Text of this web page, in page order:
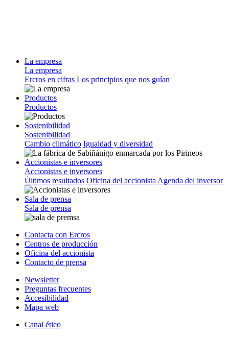
La empresa
La empresa
Ercros en cifras Los principios que nos guían
Productos
Productos
Sostenibilidad
Sostenibilidad
Cambio climático Igualdad y diversidad
Accionistas e inversores
Accionistas e inversores
Últimos resultados Oficina del accionista Agenda del inversor
Sala de prensa
Sala de prensa
Contacta con Ercros
Centros de producción
Oficina del accionista
Contacto de prensa
Newsletter
Preguntas frecuentes
Accesibilidad
Mapa web
Canal ético